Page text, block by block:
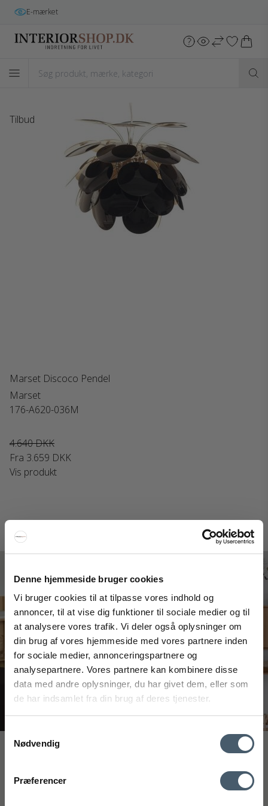
Denne hjemmeside bruger cookies
Vi bruger cookies til at tilpasse vores indhold og
annoncer, til at vise dig funktioner til sociale medier og til
at analysere vores trafik. Vi deler også oplysninger om
din brug af vores hjemmeside med vores partnere inden
for sociale medier, annonceringspartnere og
analysepartnere. Vores partnere kan kombinere disse
data med andre oplysninger, du har givet dem, eller som
de har indsamlet fra din brug af deres tjenester.
Samtykkevalg
Nødvendig
Præferencer
E-mærket
Tilbud
Marset Discoco Pendel
Marset
176-A620-036M
4.640 DKK
Fra 3.659 DKK
Vis produkt
Interiorshop | Instagram
Løsning
Højmarksvej 34
FÅ 20% RABAT
*Din rabat kan ikke bruges på i forvejen nedsatte varer eller på
produkter fra Rocket
.